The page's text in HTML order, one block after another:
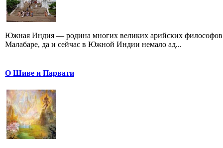
Южная Индия — родина многих великих арийских
Малабаре, да и сейчас в Южной Индии немало ад...
О Шиве и Парвати